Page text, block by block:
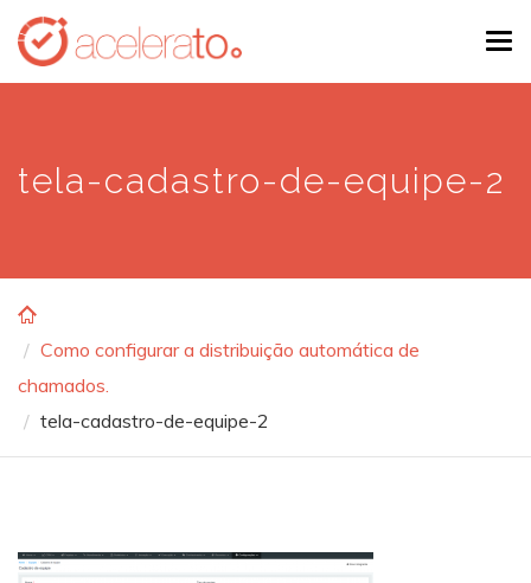
Skip
main
tela-cadastro-de-equipe-2
Como configurar a distribuição automática de
chamados.
tela-cadastro-de-equipe-2